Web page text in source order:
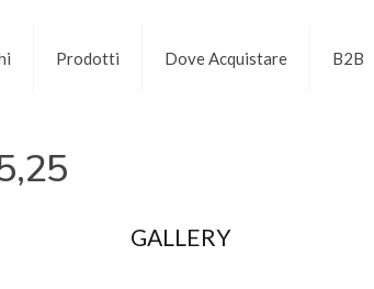
Prodotti Dove Acquistare B2B
GALLERY